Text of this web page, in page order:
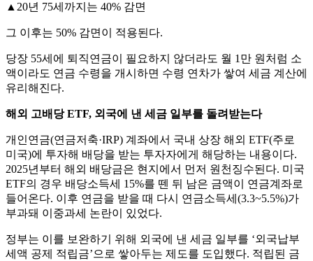
▲20년 75세까지는 40% 감면
그 이후는 50% 감면이 적용된다.
당장 55세에 퇴직연금이 필요하지 않더라도 월 1만 원처럼 소
액이라도 연금 수령을 개시하면 수령 연차가 쌓여 세금 계산에
유리해진다.
해외 고배당 ETF, 외국에 낸 세금 일부를 돌려받는다
개인연금(연금저축·IRP) 계좌에서 국내 상장 해외 ETF(주로
미국)에 투자해 배당을 받는 투자자에게 해당하는 내용이다.
2025년부터 해외 배당금은 현지에서 먼저 원천징수된다. 미국
ETF의 경우 배당소득세 15%를 뗀 뒤 남은 금액이 연금계좌로
들어온다. 이후 연금을 받을 때 다시 연금소득세(3.3~5.5%)가
부과돼 이중과세 논란이 있었다.
정부는 이를 보완하기 위해 외국에 낸 세금 일부를 ‘외국납부
세액 공제 적립금’으로 쌓아두는 제도를 도입했다. 적립된 금